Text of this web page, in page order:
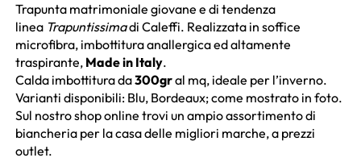
Trapunta matrimoniale giovane e di tendenza
linea Trapuntissimadi Caleffi. Realizzata in soffice
microfibra, imbottitura anallergica ed altamente
traspirante, Made in Italy.
Calda imbottitura da300gral mq, ideale per l’inverno.
Varianti disponibili: Blu, Bordeaux; come mostrato in foto.
Sul nostro shop online trovi un ampio assortimento di
biancheria per la casa delle migliori marche, a prezzi
outlet.